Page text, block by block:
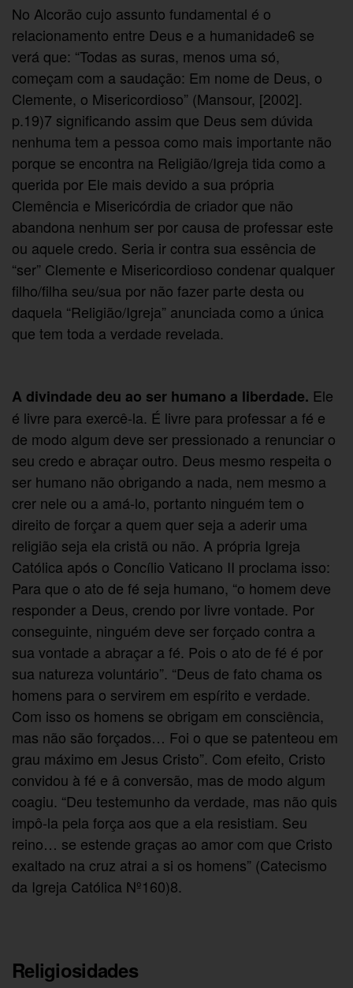
No Alcorão cujo assunto fundamental é o
relacionamento entre Deus e a humanidade6 se
verá que: “Todas as suras, menos uma só,
começam com a saudação: Em nome de Deus, o
Clemente, o Misericordioso” (Mansour, [2002].
p.19)7 significando assim que Deus sem dúvida
nenhuma tem a pessoa como mais importante não
porque se encontra na Religião/Igreja tida como a
querida por Ele mais devido a sua própria
Clemência e Misericórdia de criador que não
abandona nenhum ser por causa de professar este
ou aquele credo. Seria ir contra sua essência de
“ser” Clemente e Misericordioso condenar qualquer
filho/filha seu/sua por não fazer parte desta ou
daquela “Religião/Igreja” anunciada como a única
que tem toda a verdade revelada.
A divindade deu ao ser humano a liberdade. Ele
é livre para exercê-la. É livre para professar a fé e
de modo algum deve ser pressionado a renunciar o
seu credo e abraçar outro. Deus mesmo respeita o
ser humano não obrigando a nada, nem mesmo a
crer nele ou a amá-lo, portanto ninguém tem o
direito de forçar a quem quer seja a aderir uma
religião seja ela cristã ou não. A própria Igreja
Católica após o Concílio Vaticano II proclama isso:
Para que o ato de fé seja humano, “o homem deve
responder a Deus, crendo por livre vontade. Por
conseguinte, ninguém deve ser forçado contra a
sua vontade a abraçar a fé. Pois o ato de fé é por
sua natureza voluntário”. “Deus de fato chama os
homens para o servirem em espírito e verdade.
Com isso os homens se obrigam em consciência,
mas não são forçados… Foi o que se patenteou em
grau máximo em Jesus Cristo”. Com efeito, Cristo
convidou à fé e â conversão, mas de modo algum
coagiu. “Deu testemunho da verdade, mas não quis
impô-la pela força aos que a ela resistiam. Seu
reino… se estende graças ao amor com que Cristo
exaltado na cruz atrai a si os homens” (Catecismo
da Igreja Católica Nº160)8.
Religiosidades